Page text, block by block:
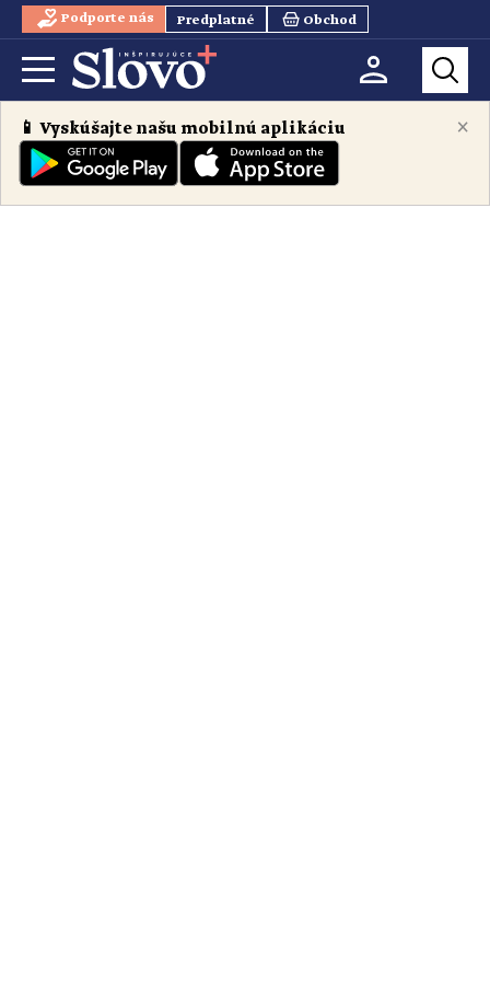
Podporte nás Predplatné Obchod
×
📱 Vyskúšajte našu mobilnú aplikáciu